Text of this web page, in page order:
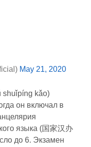
May 21, 2020
shuǐpíng kǎo)
он включал в
языка (国家汉办
до 6. Экзамен